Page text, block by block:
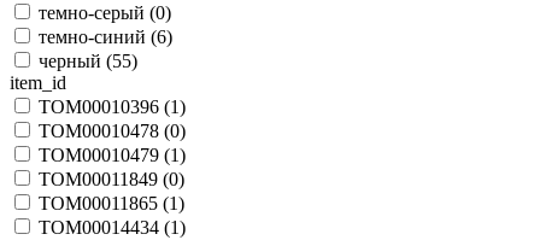
темно-серый (0)
темно-синий (6)
черный (55)
item_id
TOM00010396 (1)
TOM00010478 (0)
TOM00010479 (1)
TOM00011849 (0)
TOM00011865 (1)
TOM00014434 (1)